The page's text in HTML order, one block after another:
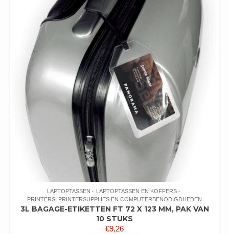
LAPTOPTASSEN
LAPTOPTASSEN EN KOFFERS
PRINTERS, PRINTERSUPPLIES EN COMPUTERBENODIGDHEDEN
3L BAGAGE-ETIKETTEN FT 72 X 123 MM, PAK VAN
10 STUKS
€9,26